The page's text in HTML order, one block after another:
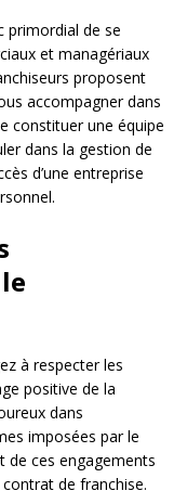
primordial de se
et managériaux
proposent
accompagner dans
constituer une équipe
dans la gestion de
d’une entreprise
à respecter les
positive de la
dans
imposées par le
de ces engagements
de franchise.